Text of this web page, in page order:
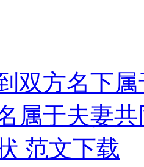
双方名下
属于夫妻
范文下载